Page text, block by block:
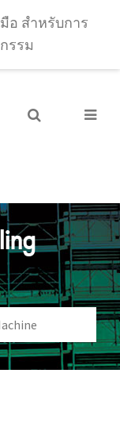
อ สำหรับการ
รรม